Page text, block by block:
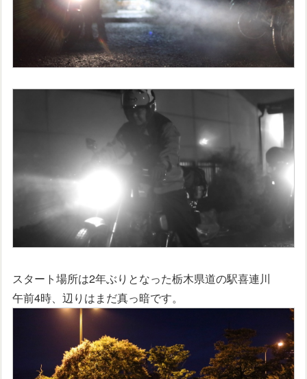
スタート場所は2年ぶりとなった栃木県道の駅喜連川
午前4時、辺りはまだ真っ暗です。